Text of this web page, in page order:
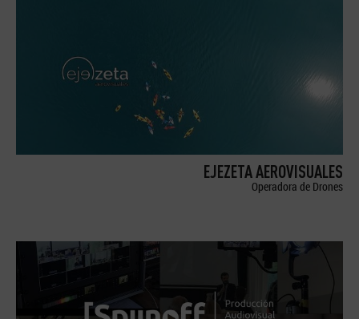
EJEZETA AEROVISUALES
Operadora de Drones